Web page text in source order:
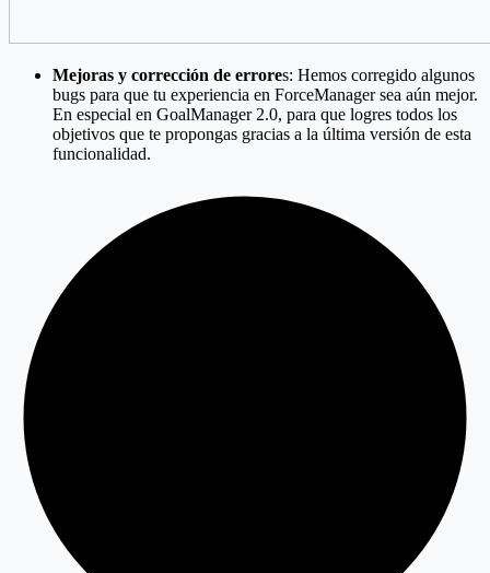
Mejoras y corrección de errores: Hemos corregido algunos
bugs para que tu experiencia en ForceManager sea aún mejor.
En especial en GoalManager 2.0, para que logres todos los
objetivos que te propongas gracias a la última versión de esta
funcionalidad.